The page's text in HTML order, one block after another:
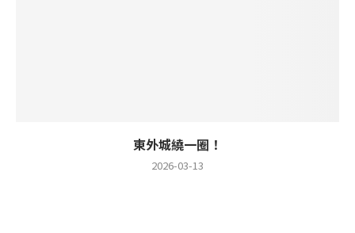
東外城繞一圈！
2026-03-13